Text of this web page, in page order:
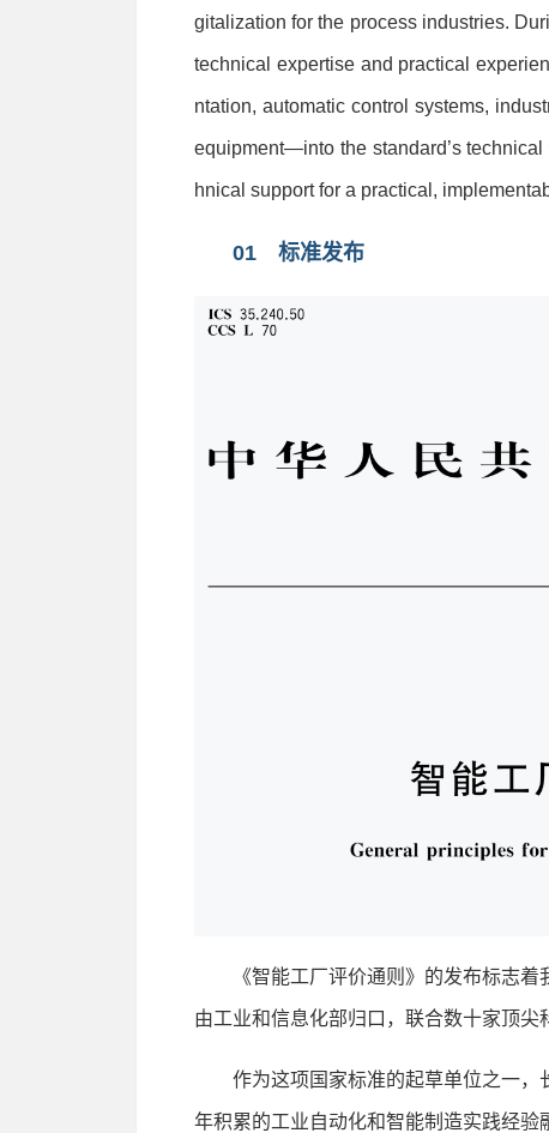
gitalization for the process industries.
technical expertise and practical
ntation, automatic control systems,
equipment—into the standard’s technical
hnical support for a practical,
01 标准发布
《智能工厂评价通则》的发布标志着
由工业和信息化部归口，联合数十家顶尖
作为这项国家标准的起草单位之一，
年积累的工业自动化和智能制造实践经验